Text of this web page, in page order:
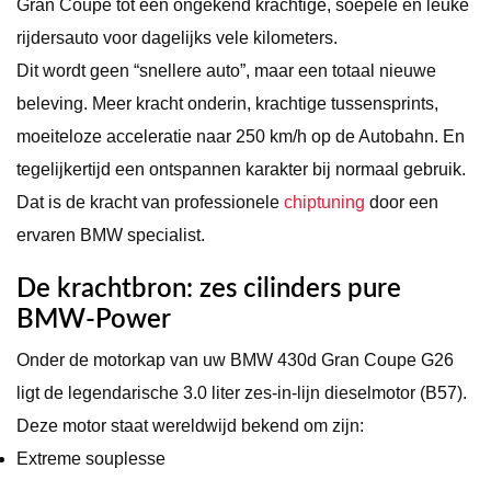
Gran Coupé tot een ongekend krachtige, soepele en leuke
rijdersauto voor dagelijks vele kilometers.
Dit wordt geen “snellere auto”, maar een totaal nieuwe
beleving. Meer kracht onderin, krachtige tussensprints,
moeiteloze acceleratie naar 250 km/h op de Autobahn. En
tegelijkertijd een ontspannen karakter bij normaal gebruik.
Dat is de kracht van professionele chiptuning door een
ervaren BMW specialist.
De krachtbron: zes cilinders pure
BMW-Power
Onder de motorkap van uw BMW 430d Gran Coupe G26
ligt de legendarische 3.0 liter zes-in-lijn dieselmotor (B57).
Deze motor staat wereldwijd bekend om zijn:
Extreme souplesse